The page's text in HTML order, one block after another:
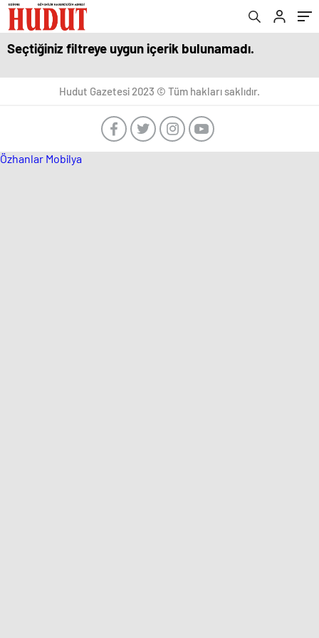
Seçtiğiniz filtreye uygun içerik bulunamadı.
Hudut Gazetesi 2023 © Tüm hakları saklıdır.
Özhanlar Mobilya